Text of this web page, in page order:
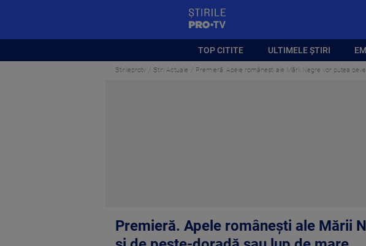
TOP CITITE ULTIMELE ȘTIRI
Stirileprotv Știri Actuale Premieră. Apele românești ale Mării Negre vor putea
Premieră. Apele românești ale Mării